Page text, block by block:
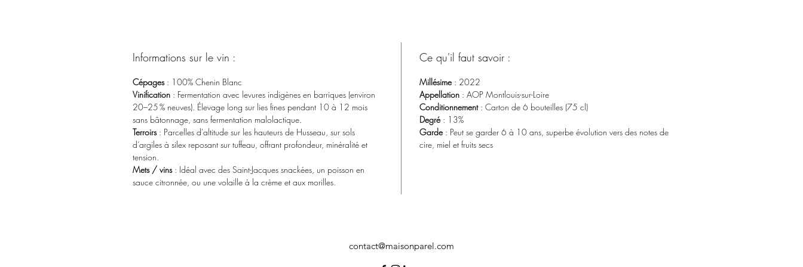
Informations sur le vin :
Cépages: 100% Chenin Blanc
Vinification : Fermentation avec levures indigènes en barriques (environ
20–25 % neuves). Élevage long sur lies fines pendant 10 à 12 mois
sans bâtonnage, sans fermentation malolactique.
Terroirs: Parcelles d'altitude sur les hauteurs de Husseau, sur sols
d’argiles à silex reposant sur tuffeau, offrant profondeur, minéralité et
tension.
Mets / vins: Idéal avec des Saint-Jacques snackées, un poisson en
sauce citronnée, ou une volaille à la crème et aux morilles.
Ce qu'il faut savoir :
Millésime: 2022
Appellation : AOP Montlouis-sur-Loire
Conditionnement: Carton de 6 bouteilles (75 cl)
Degré: 13%
Garde: Peut se garder 6 à 10 ans, superbe évolution vers des notes de
cire, miel et fruits secs
contact@maisonparel.com